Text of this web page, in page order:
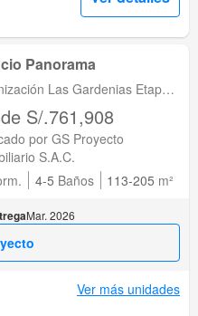
Panorama
Las Gardenias Etapa
Santiago de Surco, Lima
S/.761,908
por GS Proyecto
S.A.C.
4-5 Baños 113-205 m²
Mar. 2026
Ver más unidades